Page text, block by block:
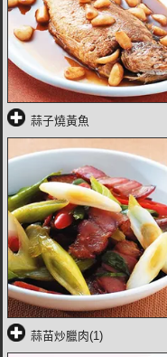
蒜子燒黃魚
蒜苗炒臘肉(1)